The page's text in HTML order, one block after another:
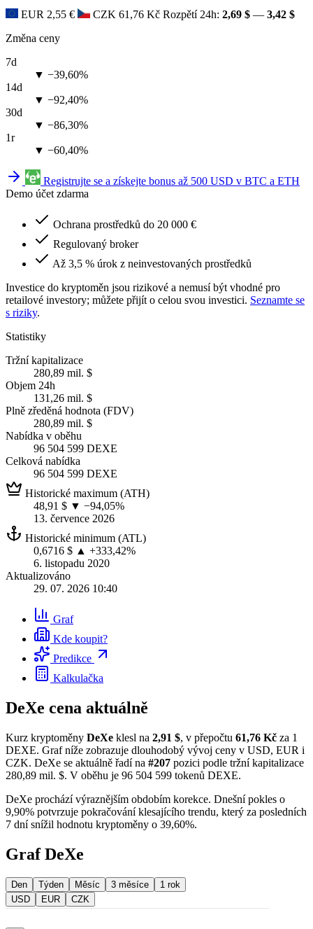
EUR 2,55 € CZK 61,76 Kč Rozpětí 24h: 2,69 $ — 3,42 $
Změna ceny
7d
▼ −39,60%
14d
▼ −92,40%
30d
▼ −86,30%
1r
▼ −60,40%
Registrujte se a získejte bonus až 500 USD v BTC a ETH
Demo účet zdarma
Ochrana prostředků do 20 000 €
Regulovaný broker
Až 3,5 % úrok z neinvestovaných prostředků
Investice do kryptoměn jsou rizikové a nemusí být vhodné pro
retailové investory; můžete přijít o celou svou investici. Seznamte se
s riziky.
Statistiky
Tržní kapitalizace
280,89 mil. $
Objem 24h
131,26 mil. $
Plně zředěná hodnota (FDV)
280,89 mil. $
Nabídka v oběhu
96 504 599 DEXE
Celková nabídka
96 504 599 DEXE
Historické maximum (ATH)
48,91 $ ▼ −94,05%
13. července 2026
Historické minimum (ATL)
0,6716 $ ▲ +333,42%
6. listopadu 2020
Aktualizováno
29. 07. 2026 10:40
Graf
Kde koupit?
Predikce
Kalkulačka
DeXe cena aktuálně
Kurz kryptoměny DeXe klesl na 2,91 $, v přepočtu 61,76 Kč za 1
DEXE. Graf níže zobrazuje dlouhodobý vývoj ceny v USD, EUR i
CZK. DeXe se aktuálně řadí na #207 pozici podle tržní kapitalizace
280,89 mil. $. V oběhu je 96 504 599 tokenů DEXE.
DeXe prochází výraznějším obdobím korekce. Dnešní pokles o
9,90% potvrzuje pokračování klesajícího trendu, který za posledních
7 dní snížil hodnotu kryptoměny o 39,60%.
Graf DeXe
Den Týden Měsíc 3 měsíce
1 rok
USD
EUR CZK